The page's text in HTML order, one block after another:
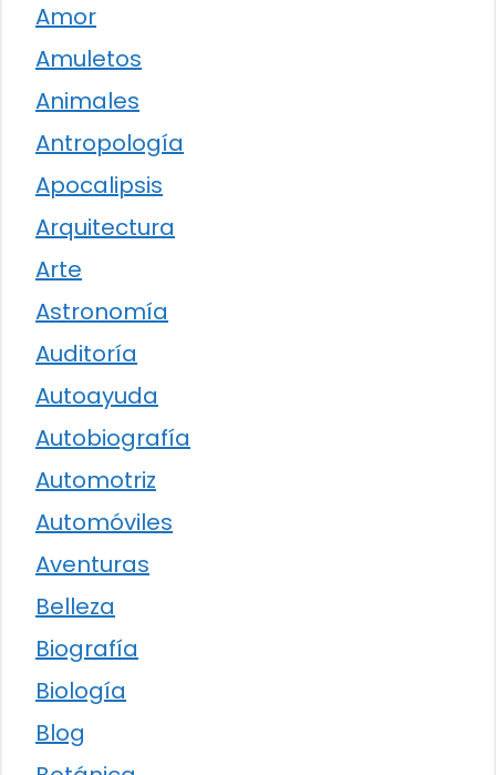
Amor
Amuletos
Animales
Antropología
Apocalipsis
Arquitectura
Arte
Astronomía
Auditoría
Autoayuda
Autobiografía
Automotriz
Automóviles
Aventuras
Belleza
Biografía
Biología
Blog